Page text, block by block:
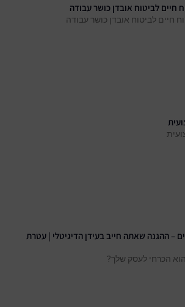
חיים לביטוח אובדן כושר עבודה
חיים לביטוח אובדן כושר עבודה
– ההגנה שאתה חייב בעידן הדיגיטלי | עטרת
הכרחי לעסק שלך?